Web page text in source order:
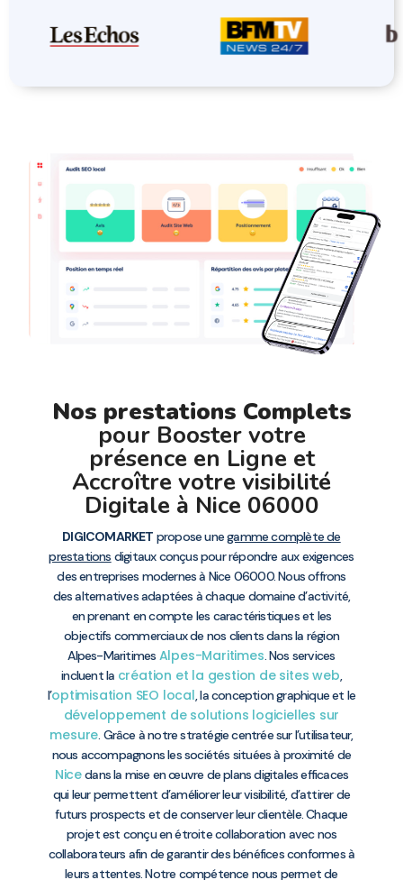
Nos prestations Complets
pour Booster votre
présence en Ligne et
Accroître votre visibilité
Digitale à Nice 06000
DIGICOMARKET propose unegamme complète de
prestations digitaux conçus pour répondre aux exigences
des entreprises modernes à Nice 06000. Nous offrons
des alternatives adaptées à chaque domaine d’activité,
en prenant en compte les caractéristiques et les
objectifs commerciaux de nos clients dans la région
Alpes-Maritimes Alpes-Maritimes. Nos services
incluent la création et la gestion de sites web,
l’optimisation SEO local, la conception graphique et le
développement de solutions logicielles sur
mesure. Grâce à notre stratégie centrée sur l’utilisateur,
nous accompagnons les sociétés situées à proximité de
Nicedans la mise en œuvre de plans digitales efficaces
qui leur permettent d’améliorer leur visibilité, d’attirer de
futurs prospects et de conserver leur clientèle. Chaque
projet est conçu en étroite collaboration avec nos
collaborateurs afin de garantir des bénéfices conformes à
leurs attentes. Notre compétence nous permet de